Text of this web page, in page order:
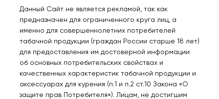
Нет в наличии
FLUM 6000 Клубника
Нет в наличии
FLUM 6000 Ледяное
манго 2%
Данный Сайт не является рекламой, так как
предназначен для ограниченного круга лиц, а
именно для совершеннолетних потребителей
табачной продукции (граждан России старше 18 лет)
для предоставления им достоверной информации
об основных потребительских свойствах и
качественных характеристик табачной продукции и
аксессуарах для курения (п.1 и п.2 ст.10 Закона «О
защите прав Потребителя»). Лицам, не достигшим